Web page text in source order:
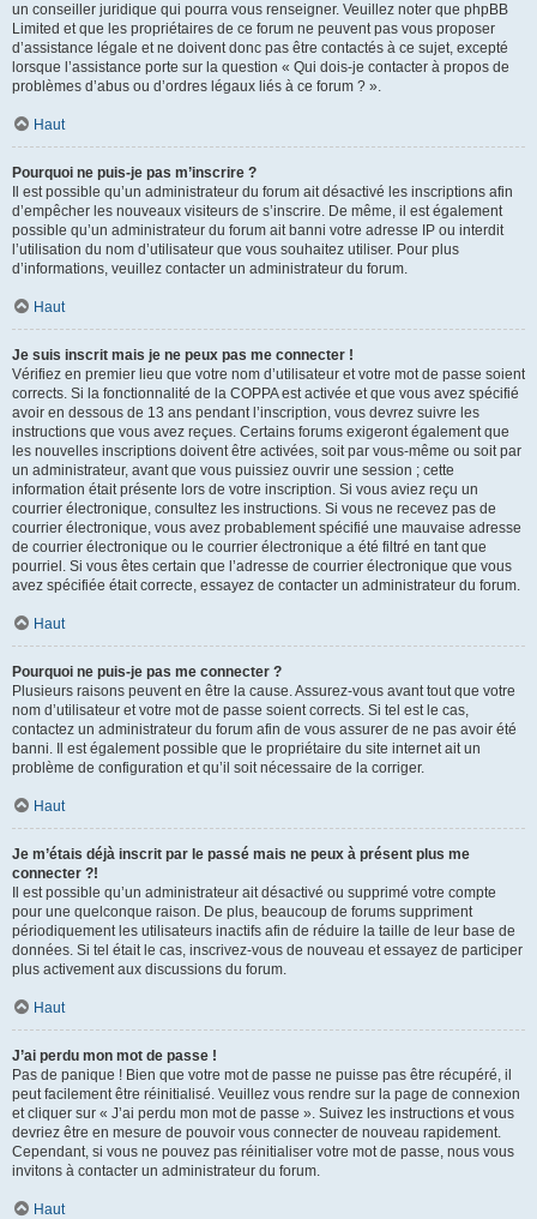
un conseiller juridique qui pourra vous renseigner. Veuillez noter que phpBB
Limited et que les propriétaires de ce forum ne peuvent pas vous proposer
d’assistance légale et ne doivent donc pas être contactés à ce sujet, excepté
lorsque l’assistance porte sur la question « Qui dois-je contacter à propos de
problèmes d’abus ou d’ordres légaux liés à ce forum ? ».
Haut
Pourquoi ne puis-je pas m’inscrire ?
Il est possible qu’un administrateur du forum ait désactivé les inscriptions afin
d’empêcher les nouveaux visiteurs de s’inscrire. De même, il est également
possible qu’un administrateur du forum ait banni votre adresse IP ou interdit
l’utilisation du nom d’utilisateur que vous souhaitez utiliser. Pour plus
d’informations, veuillez contacter un administrateur du forum.
Haut
Je suis inscrit mais je ne peux pas me connecter !
Vérifiez en premier lieu que votre nom d’utilisateur et votre mot de passe soient
corrects. Si la fonctionnalité de la COPPA est activée et que vous avez spécifié
avoir en dessous de 13 ans pendant l’inscription, vous devrez suivre les
instructions que vous avez reçues. Certains forums exigeront également que
les nouvelles inscriptions doivent être activées, soit par vous-même ou soit par
un administrateur, avant que vous puissiez ouvrir une session ; cette
information était présente lors de votre inscription. Si vous aviez reçu un
courrier électronique, consultez les instructions. Si vous ne recevez pas de
courrier électronique, vous avez probablement spécifié une mauvaise adresse
de courrier électronique ou le courrier électronique a été filtré en tant que
pourriel. Si vous êtes certain que l’adresse de courrier électronique que vous
avez spécifiée était correcte, essayez de contacter un administrateur du forum.
Haut
Pourquoi ne puis-je pas me connecter ?
Plusieurs raisons peuvent en être la cause. Assurez-vous avant tout que votre
nom d’utilisateur et votre mot de passe soient corrects. Si tel est le cas,
contactez un administrateur du forum afin de vous assurer de ne pas avoir été
banni. Il est également possible que le propriétaire du site internet ait un
problème de configuration et qu’il soit nécessaire de la corriger.
Haut
Je m’étais déjà inscrit par le passé mais ne peux à présent plus me
connecter ?!
Il est possible qu’un administrateur ait désactivé ou supprimé votre compte
pour une quelconque raison. De plus, beaucoup de forums suppriment
périodiquement les utilisateurs inactifs afin de réduire la taille de leur base de
données. Si tel était le cas, inscrivez-vous de nouveau et essayez de participer
plus activement aux discussions du forum.
Haut
J’ai perdu mon mot de passe !
Pas de panique ! Bien que votre mot de passe ne puisse pas être récupéré, il
peut facilement être réinitialisé. Veuillez vous rendre sur la page de connexion
et cliquer sur « J’ai perdu mon mot de passe ». Suivez les instructions et vous
devriez être en mesure de pouvoir vous connecter de nouveau rapidement.
Cependant, si vous ne pouvez pas réinitialiser votre mot de passe, nous vous
invitons à contacter un administrateur du forum.
Haut